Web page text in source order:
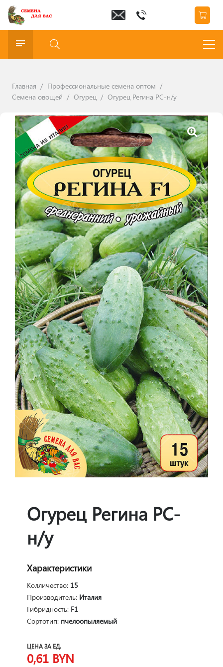
Главная / Профессиональные семена оптом /
Семена овощей / Огурец / Огурец Регина РС-н/у
Огурец Регина РС-
н/у
Характеристики
Колличество: 15
Производитель: Италия
Гибридность: F1
Сортотип: пчелоопыляемый
ЦЕНА ЗА ЕД.
0,61 BYN